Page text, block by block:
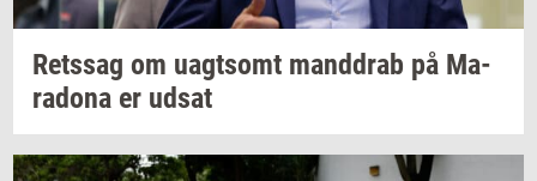
Rets­sag om uagt­somt mand­drab på Ma­
ra­do­na er udsat